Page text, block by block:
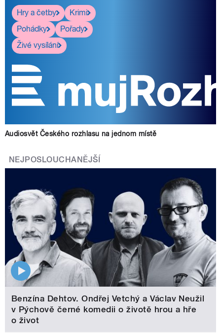
Hry a četby
Krimi
Pohádky
Pořady
Živé vysílání
Audiosvět Českého rozhlasu na jednom místě
NEJPOSLOUCHANĚJŠÍ
Benzína Dehtov. Ondřej Vetchý a Václav Neužil
v Pýchově černé komedii o životě hrou a hře
o život